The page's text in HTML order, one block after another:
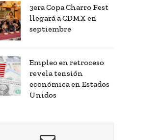
3era Copa Charro Fest
llegará a CDMX en
septiembre
Empleo en retroceso
revela tensión
económica en Estados
Unidos